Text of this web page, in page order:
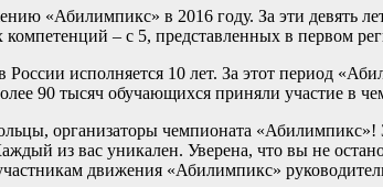
«Абилимпикс» в 2016 году. За эти девять
компетенций – с 5, представленных в первом
исполняется 10 лет. За этот период
90 тысяч обучающихся приняли участие в
организаторы чемпионата
из вас уникален. Уверена, что вы не
движения «Абилимпикс»